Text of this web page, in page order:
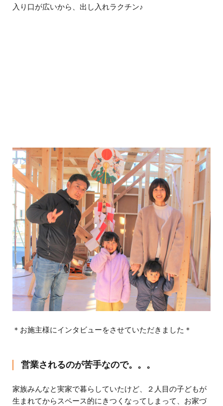
入り口が広いから、出し入れラクチン♪
＊お施主様にインタビューをさせていただきました＊
営業されるのが苦手なので。。。
家族みんなと実家で暮らしていたけど、２人目の子どもが
生まれてからスペース的にきつくなってしまって、お家づ